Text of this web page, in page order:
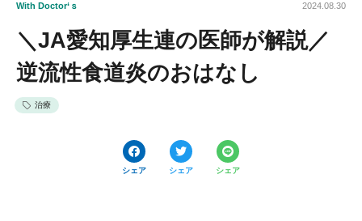
With Doctor‘ｓ 2024.08.30
＼JA愛知厚生連の医師が解説／
逆流性食道炎のおはなし
治療
シェア シェア シェア